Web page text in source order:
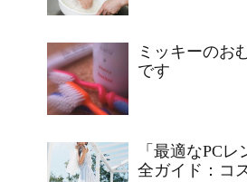
ミッキーのお
です
「最適なPC
全ガイド：コ